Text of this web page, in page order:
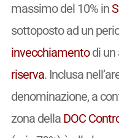
massimo del 10% in
sottoposto ad un
invecchiamentodi un
riserva. Inclusa
denominazione, a
zona della DOC